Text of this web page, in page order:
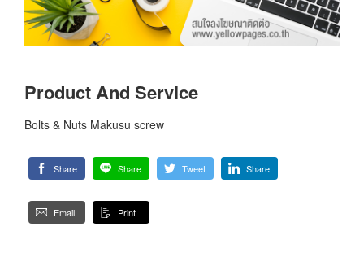
Product And Service
Bolts & Nuts Makusu screw
Share Share Tweet Share
Email Print